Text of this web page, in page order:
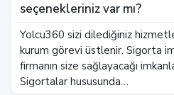
seçenekleriniz var mı?
Yolcu360 sizi dilediğiniz
kurum görevi üstlenir. Sigorta
firmanın size sağlayacağı
Sigortalar hususunda…